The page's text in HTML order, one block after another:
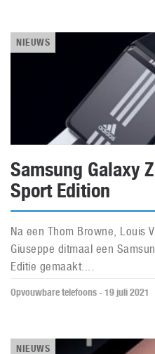
NIEUWS
Samsung Galaxy
Sport Edition
Na een Thom Browne, Louis
Giuseppe ditmaal een
Editie gemaakt....
Opvouwbare telefoons - 19 juli 2021
NIEUWS